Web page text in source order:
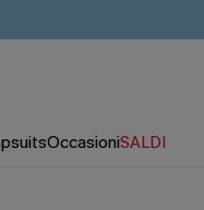
OccasioniSALDI